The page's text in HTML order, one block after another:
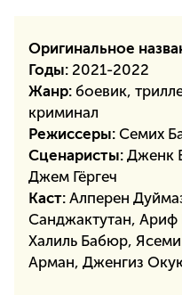
Оригинальное
Годы: 2021-2022
Жанр: боевик,
криминал
Режиссеры: Семих
Сценаристы: Дженк
Джем Гёргеч
Каст: Алперен
Санджактутан,
Халиль Бабюр,
Арман, Дженгиз